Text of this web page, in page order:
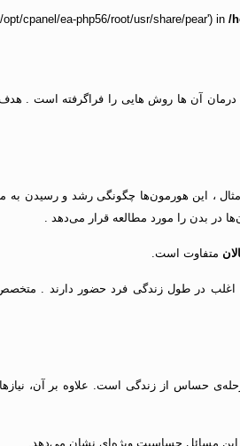
cpanel/ea-php56/root/usr/share/pear') in /
درمان آن ها روش هایی را فراگرفته است .
، این هورمون‌ها چگونگی رشد و رسیدن به
در بدن را مورد مطالعه قرار می‌دهد .
متفاوت است.
در طول زندگی فرد حضور دارند . متخصص
حساس از زندگی است. علاوه بر آن،
مسائل حساسیت ویژه‌ای نشان می‌دهد.